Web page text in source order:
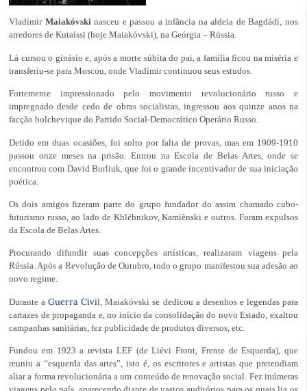
VladímirMaiakóvskinasceu e passou a infância na aldeia de Bagdádi, nos
arredores de Kutaíssi (hoje Maiakóvski), na Geórgia – Rússia.
Lá cursou o ginásio e, após a morte súbita do pai, a família ficou na miséria e
transferiu-se para Moscou, onde Vladímir continuou seus estudos.
Fortemente impressionado pelo movimento revolucionário russo e
impregnado desde cedo de obras socialistas, ingressou aos quinze anos na
facção bolchevique do Partido Social-Democrático Operário Russo.
Detido em duas ocasiões, foi solto por falta de provas, mas em 1909-1910
passou onze meses na prisão. Entrou na Escola de Belas Artes, onde se
encontrou com David Burliuk, que foi o grande incentivador de sua iniciação
poética.
Os dois amigos fizeram parte do grupo fundador do assim chamado cubo-
futurismo russo, ao lado de Khlébnikov, Kamiênski e outros. Foram expulsos
da Escola de Belas Artes.
Procurando difundir suas concepções artísticas, realizaram viagens pela
Rússia. Após a Revolução de Outubro, todo o grupo manifestou sua adesão ao
novo regime.
Durante a Guerra Civil, Maiakóvski se dedicou a desenhos e legendas para
cartazes de propaganda e, no início da consolidação do novo Estado, exaltou
campanhas sanitárias, fez publicidade de produtos diversos, etc.
Fundou em 1923 a revista LEF (de Liévi Front, Frente de Esquerda), que
reuniu a “esquerda das artes”, isto é, os escritores e artistas que pretendiam
aliar a forma revolucionária a um conteúdo de renovação social. Fez inúmeras